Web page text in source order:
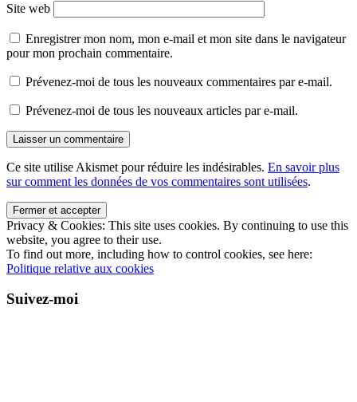
Site web
Enregistrer mon nom, mon e-mail et mon site dans le navigateur
pour mon prochain commentaire.
Prévenez-moi de tous les nouveaux commentaires par e-mail.
Prévenez-moi de tous les nouveaux articles par e-mail.
Ce site utilise Akismet pour réduire les indésirables. En savoir plus
sur comment les données de vos commentaires sont utilisées.
Privacy & Cookies: This site uses cookies. By continuing to use this
website, you agree to their use.
To find out more, including how to control cookies, see here:
Politique relative aux cookies
Suivez-moi